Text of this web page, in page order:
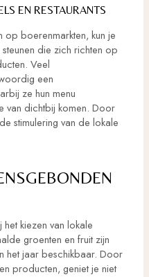
EN RESTAURANTS
op boerenmarkten, kun je
die zich richten op
Veel
een
ze hun menu
van dichtbij komen. Door
stimulering van de lokale
kiezen van lokale
groenten en fruit zijn
het jaar beschikbaar. Door
producten, geniet je niet